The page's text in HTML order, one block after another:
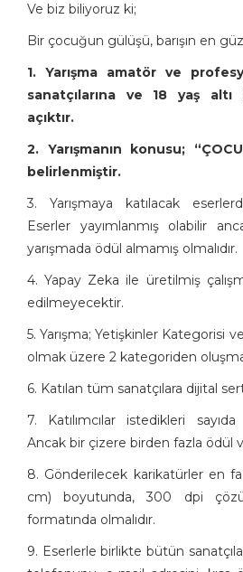
Ve biz biliyoruz ki;
Bir çocuğun gülüşü, barışın en
1. Yarışma amatör ve
sanatçılarına ve 18 yaş altı
açıktır.
2. Yarışmanın konusu;
belirlenmiştir.
3. Yarışmaya katılacak
Eserler yayımlanmış olabilir
yarışmada ödül almamış olmalıdır.
4. Yapay Zeka ile üretilmiş
edilmeyecektir.
5. Yarışma; Yetişkinler Kategorisi
olmak üzere 2 kategoriden
6. Katılan tüm sanatçılara dijital
7. Katılımcılar istedikleri
Ancak bir çizere birden fazla ödül
8. Gönderilecek karikatürler en
cm) boyutunda, 300 dpi
formatında olmalıdır.
9. Eserlerle birlikte bütün